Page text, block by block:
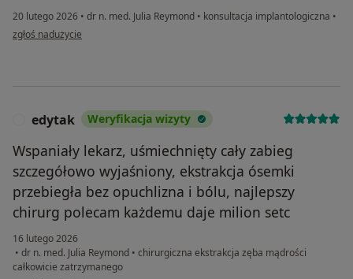
20 lutego 2026 • dr n. med. Julia Reymond • konsultacja implantologiczna •
w opinii użytkownika Danuta
zgłoś nadużycie
edytak Weryfikacja wizyty
Wspaniały lekarz, uśmiechnięty cały zabieg
szczegółowo wyjaśniony, ekstrakcja ósemki
przebiegła bez opuchlizna i bólu, najlepszy
chirurg polecam każdemu daje milion setc
16 lutego 2026
• dr n. med. Julia Reymond • chirurgiczna ekstrakcja zęba mądrości
całkowicie zatrzymanego